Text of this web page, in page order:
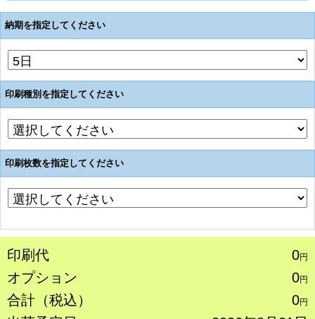
納期を指定してください
印刷種別を指定してください
印刷枚数を指定してください
印刷代 0円
オプション 0円
合計（税込） 0円